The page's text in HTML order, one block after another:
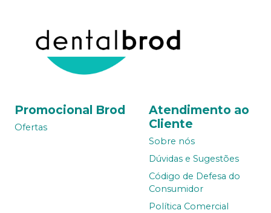
Promocional Brod
Ofertas
Atendimento ao
Cliente
Sobre nós
Dúvidas e Sugestões
Código de Defesa do
Consumidor
Política Comercial